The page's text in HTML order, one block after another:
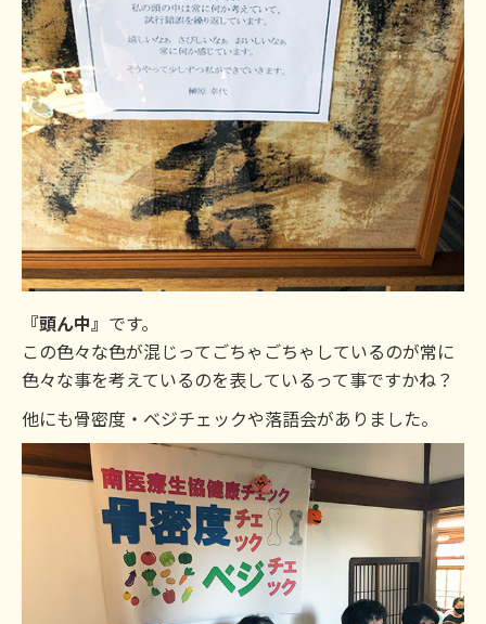
『頭ん中』 です。
この色々な色が混じってごちゃごちゃしているのが常に
色々な事を考えているのを表しているって事ですかね？
他にも骨密度・ベジチェックや落語会がありました。